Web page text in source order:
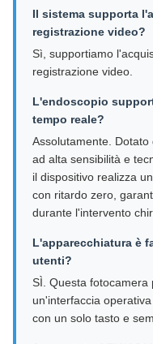
Il sistema supporta
registrazione video?
Sì, supportiamo
registrazione video.
L'endoscopio
tempo reale?
Assolutamente.
ad alta sensibilità e
il dispositivo realizza
con ritardo zero,
durante l'intervento
L'apparecchiatura è
utenti?
SÌ. Questa fotocamera
un'interfaccia
con un solo tasto e